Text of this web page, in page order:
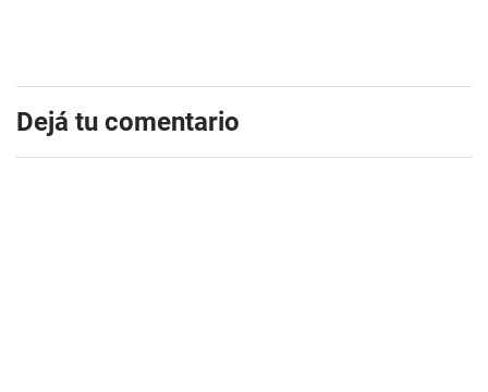
Dejá tu comentario